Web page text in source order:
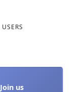
USERS
Join us